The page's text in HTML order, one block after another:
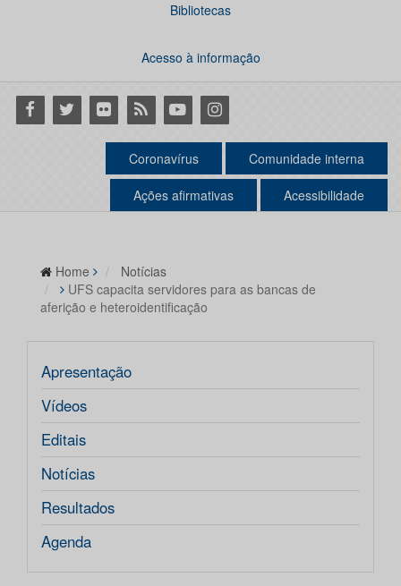
Bibliotecas
Acesso à informação
Facebook
Twitter Flickr RSS YoutubeInstagram
Coronavírus Comunidade interna
Ações afirmativas Acessibilidade
Home
Notícias
UFS capacita servidores para as bancas de
aferição e heteroidentificação
Apresentação
Vídeos
Editais
Notícias
Resultados
Agenda